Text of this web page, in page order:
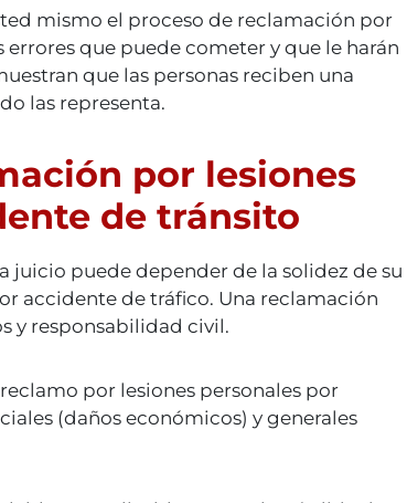
mismo el proceso de reclamación por
que puede cometer y que le harán
que las personas reciben una
las representa.
por lesiones
de tránsito
juicio puede depender de la solidez de su
accidente de tráfico. Una reclamación
y responsabilidad civil.
por lesiones personales por
(daños económicos) y generales